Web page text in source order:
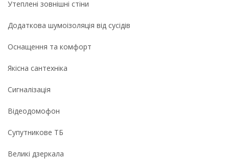
Утеплені зовнішні стіни
Додаткова шумоізоляція від сусідів
Оснащення та комфорт
Якісна сантехніка
Сигналізація
Відеодомофон
Супутникове ТБ
Великі дзеркала